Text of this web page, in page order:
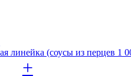
линейка (соусы из перцев 1
+